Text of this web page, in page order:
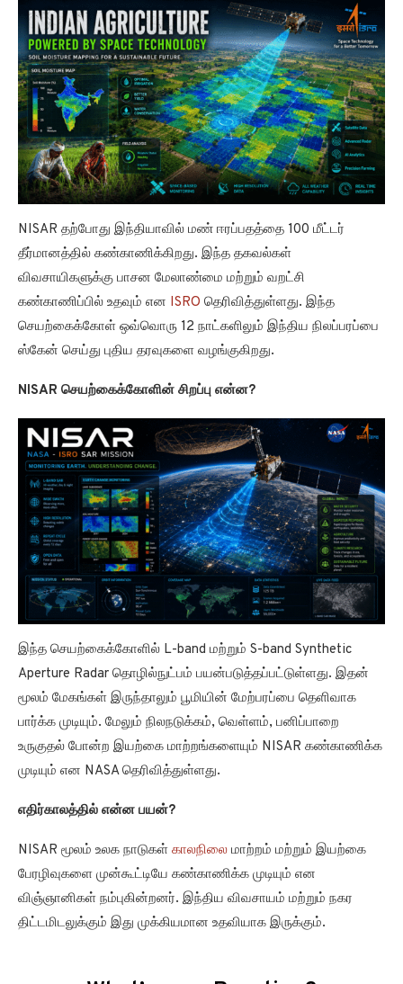
NISAR தற்போது இந்தியாவில் மண் ஈரப்பதத்தை 100 மீட்டர்
தீர்மானத்தில் கண்காணிக்கிறது. இந்த தகவல்கள்
விவசாயிகளுக்கு பாசன மேலாண்மை மற்றும் வறட்சி
கண்காணிப்பில் உதவும் என ISRO தெரிவித்துள்ளது. இந்த
செயற்கைக்கோள் ஒவ்வொரு 12 நாட்களிலும் இந்திய நிலப்பரப்பை
ஸ்கேன் செய்து புதிய தரவுகளை வழங்குகிறது.
NISAR செயற்கைக்கோளின் சிறப்பு என்ன?
இந்த செயற்கைக்கோளில் L-band மற்றும் S-band Synthetic
Aperture Radar தொழில்நுட்பம் பயன்படுத்தப்பட்டுள்ளது. இதன்
மூலம் மேகங்கள் இருந்தாலும் பூமியின் மேற்பரப்பை தெளிவாக
பார்க்க முடியும். மேலும் நிலநடுக்கம், வெள்ளம், பனிப்பாறை
உருகுதல் போன்ற இயற்கை மாற்றங்களையும் NISAR கண்காணிக்க
முடியும் என NASA தெரிவித்துள்ளது.
எதிர்காலத்தில் என்ன பயன்?
NISAR மூலம் உலக நாடுகள் காலநிலை மாற்றம் மற்றும் இயற்கை
பேரழிவுகளை முன்கூட்டியே கண்காணிக்க முடியும் என
விஞ்ஞானிகள் நம்புகின்றனர். இந்திய விவசாயம் மற்றும் நகர
திட்டமிடலுக்கும் இது முக்கியமான உதவியாக இருக்கும்.